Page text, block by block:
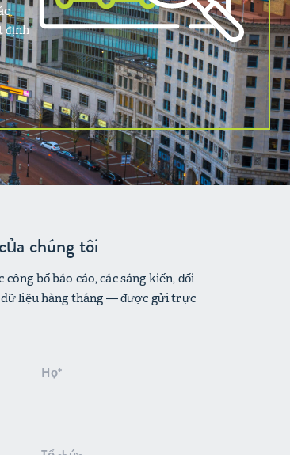
định
chúng tôi
bố báo cáo, các sáng kiến, đối
liệu hàng tháng — được gửi trực